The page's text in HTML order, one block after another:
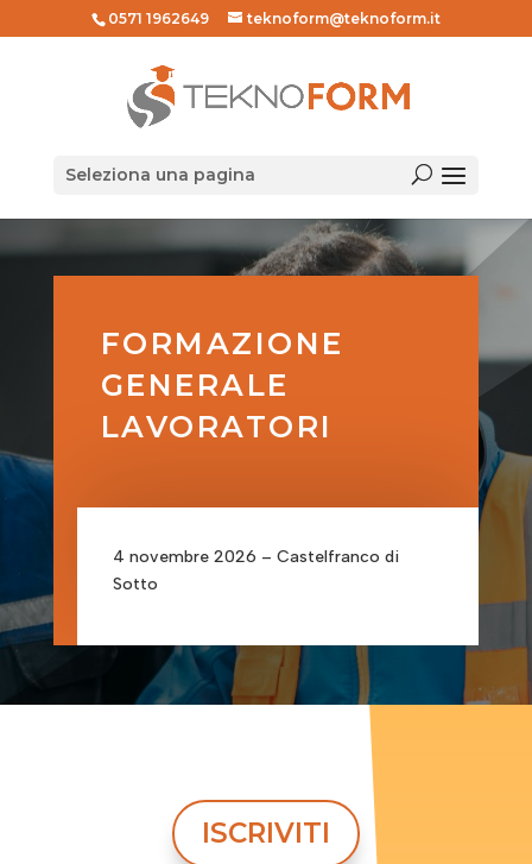
0571 1962649 teknoform@teknoform.it
Seleziona una pagina
FORMAZIONE
GENERALE
LAVORATORI
4 novembre 2026 – Castelfranco di
Sotto
ISCRIVITI